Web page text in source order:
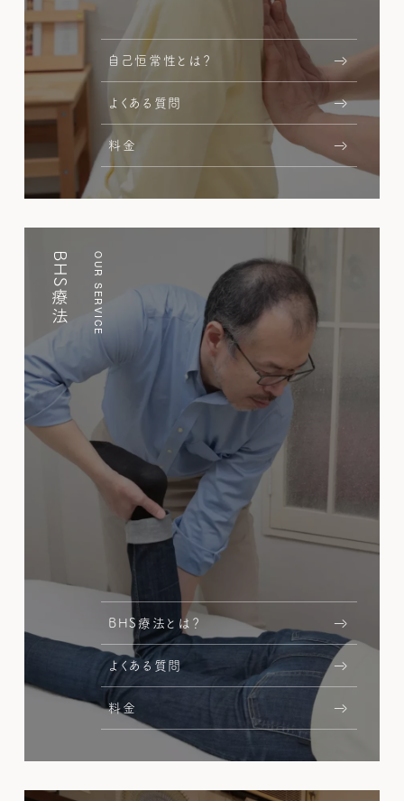
自己恒常性とは？
よくある質問
料金
OUR SERVICE
BHS療法
BHS療法とは？
よくある質問
料金